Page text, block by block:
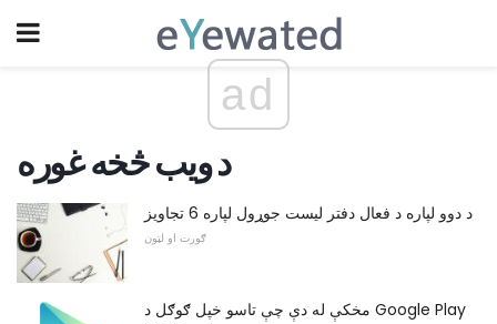
ad
د ویب څخه غوره
د دوو لپاره د فعال دفتر لیست جوړول لپاره 6 تجاویز
ګورت او لټون
مخکې له دې چې تاسو خپل ګوګل د Google Play